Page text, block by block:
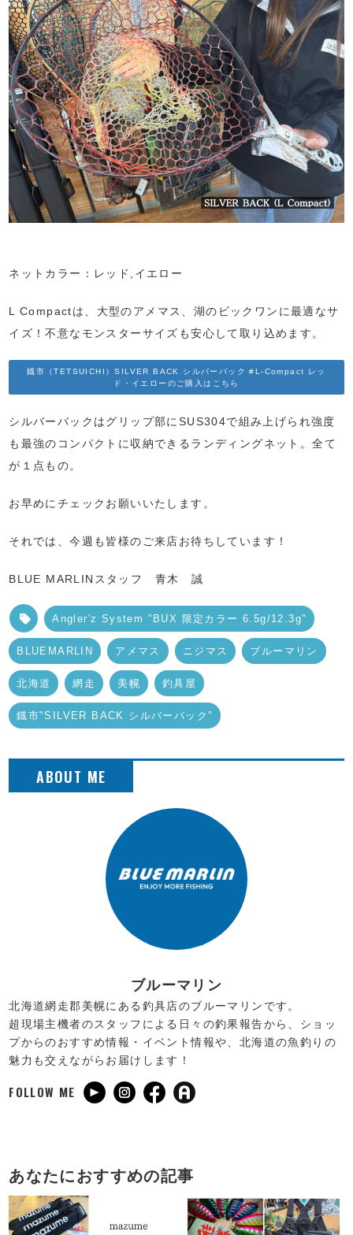
ネットカラー：レッド,イエロー
L Compactは、大型のアメマス、湖のビックワンに最適なサ
イズ！不意なモンスターサイズも安心して取り込めます。
鐡市（TETSUICHI）SILVER BACK シルバーバック #L-Compact レッ
ド・イエローのご購入はこちら
シルバーバックはグリップ部にSUS304で組み上げられ強度
も最強のコンパクトに収納できるランディングネット。全て
が１点もの。
お早めにチェックお願いいたします。
それでは、今週も皆様のご来店お待ちしています！
BLUE MARLINスタッフ 青木 誠
Angler'z System "BUX 限定カラー 6.5g/12.3g"
BLUEMARLIN アメマス ニジマス ブルーマリン
北海道 網走 美幌 釣具屋
鐡市"SILVER BACK シルバーバック"
ブルーマリン
北海道網走郡美幌にある釣具店のブルーマリンです。
超現場主機者のスタッフによる日々の釣果報告から、ショッ
プからのおすすめ情報・イベント情報や、北海道の魚釣りの
魅力も交えながらお届けします！
FOLLOW ME
あなたにおすすめの記事